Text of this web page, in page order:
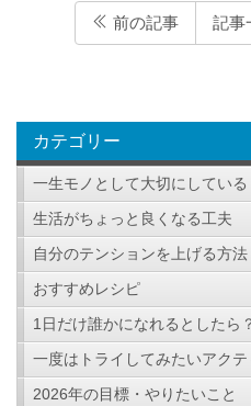
前の記事 記事
カテゴリー
一生モノとして大切にしてい
生活がちょっと良くなる工夫
自分のテンションを上げる方法
おすすめレシピ
1日だけ誰かになれるとしたら
一度はトライしてみたいアクテ
2026年の目標・やりたいこと